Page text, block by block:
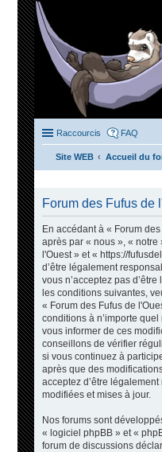
Raccourcis FAQ
Site WEB
Accueil du
Forum des Fufus de
En accédant à « Forum
après par « nous », « notre
l'Ouest » et « https://
d’être légalement
vous n’acceptez pas
les conditions suivantes,
« Forum des Fufus de
conditions à n’importe
vous informer de ces
conseillons de vérifier
si vous continuez à
après que des
acceptez d’être
modifiées et mises à jour.
Nos forums sont
« logiciel phpBB » et «
forum de discussions